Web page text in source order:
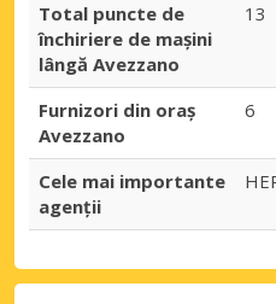
Total puncte de
închiriere de mașini
lângă Avezzano
13
Furnizori din oraș
Avezzano
6
Cele mai importante
agenții